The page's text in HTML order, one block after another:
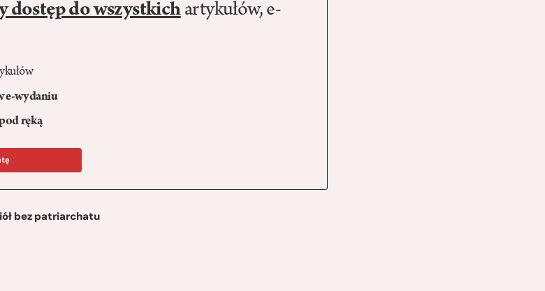
dostęp do wszystkichartykułów, e-
e-wydaniu
ręką
bez patriarchatu